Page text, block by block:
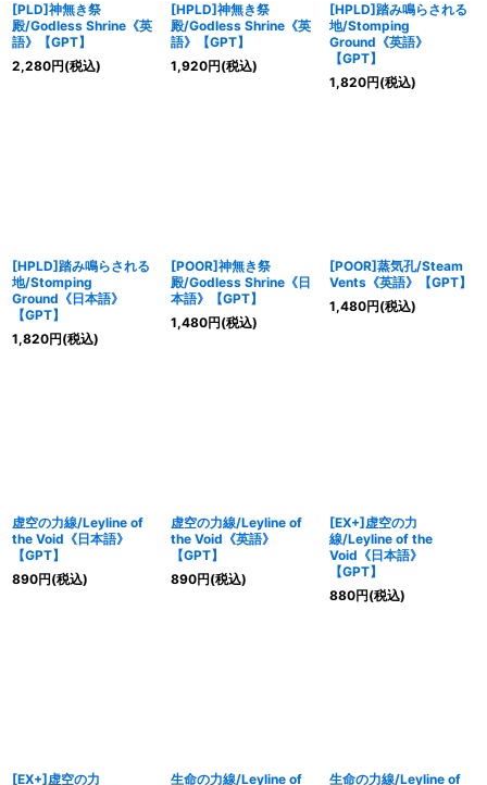
[PLD]神無き祭
殿/Godless Shrine《英
語》【GPT】
2,280円(税込)
[HPLD]神無き祭
殿/Godless Shrine《英
語》【GPT】
1,920円(税込)
[HPLD]踏み鳴らされる
地/Stomping
Ground《英語》
【GPT】
1,820円(税込)
[HPLD]踏み鳴らされる
地/Stomping
Ground《日本語》
【GPT】
1,820円(税込)
[POOR]神無き祭
殿/Godless Shrine《日
本語》【GPT】
1,480円(税込)
[POOR]蒸気孔/Steam
Vents《英語》【GPT】
1,480円(税込)
虚空の力線/Leyline of
the Void《日本語》
【GPT】
890円(税込)
虚空の力線/Leyline of
the Void《英語》
【GPT】
890円(税込)
[EX+]虚空の力
線/Leyline of the
Void《日本語》
【GPT】
880円(税込)
[EX+]虚空の力
生命の力線/Leyline of
生命の力線/Leyline of